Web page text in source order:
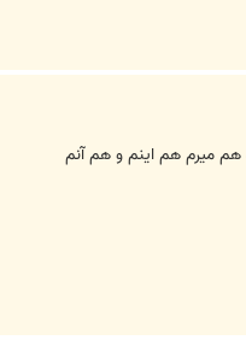
میرم هم اینم و هم آنم